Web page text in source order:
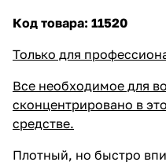
коже свежий и отдохнувший
вид. Может применяться
самостоятельно либо в
комплексе с сывороткой.
Код товара: 11520
Только для
Все необходимое для
сконцентрировано в
средстве.
Плотный, но быстро